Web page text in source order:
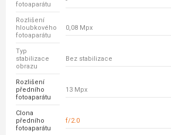
fotoaparátu
Rozlišení
hloubkového
fotoaparátu
0,08 Mpx
Typ
stabilizace
obrazu
Bez stabilizace
Rozlišení
předního
fotoaparátu
13 Mpx
Clona
předního
fotoaparátu
f/2.0